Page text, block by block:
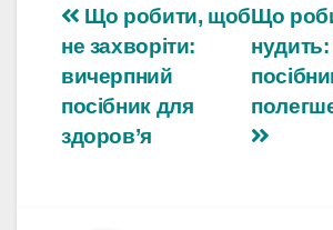
Навігація
записів
Що
Що робити, щоб
не захворіти:
вичерпний
посібник для
здоров’я